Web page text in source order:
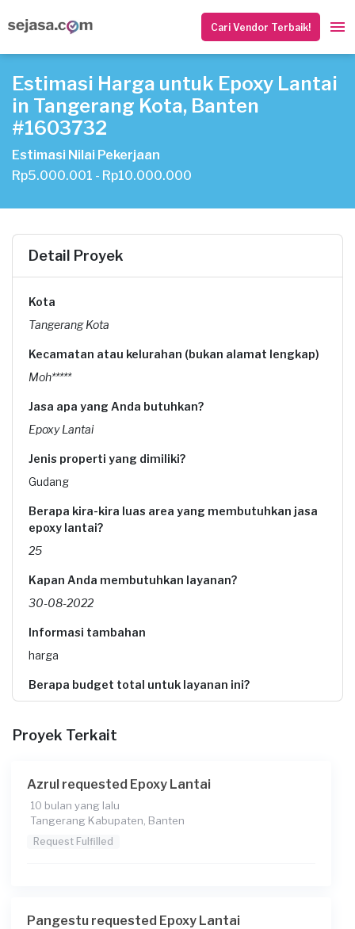
Cari Vendor Terbaik!
Estimasi Harga untuk Epoxy Lantai
in Tangerang Kota, Banten
#1603732
Estimasi Nilai Pekerjaan
Rp5.000.001 - Rp10.000.000
Detail Proyek
Kota
Tangerang Kota
Kecamatan atau kelurahan (bukan alamat lengkap)
Moh*****
Jasa apa yang Anda butuhkan?
Epoxy Lantai
Jenis properti yang dimiliki?
Gudang
Berapa kira-kira luas area yang membutuhkan jasa
epoxy lantai?
25
Kapan Anda membutuhkan layanan?
30-08-2022
Informasi tambahan
harga
Berapa budget total untuk layanan ini?
Proyek Terkait
Azrul requested Epoxy Lantai
10 bulan yang lalu
Tangerang Kabupaten, Banten
Request Fulfilled
Pangestu requested Epoxy Lantai